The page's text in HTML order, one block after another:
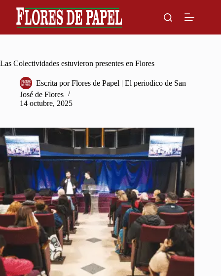
content
Las Colectividades estuvieron presentes en Flores
Escrita por Flores de Papel | El periodico de San
José de Flores
14 octubre, 2025